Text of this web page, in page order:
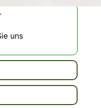
uns